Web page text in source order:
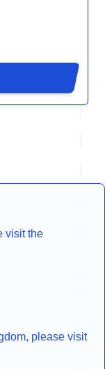
visit the
please visit